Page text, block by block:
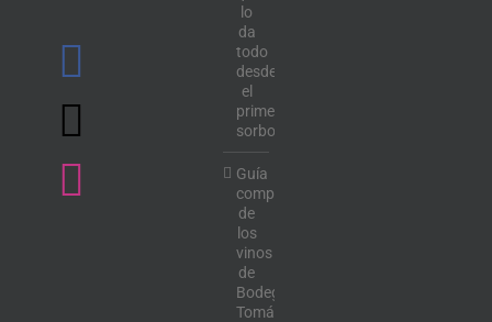
lo
da
todo
desde
el
primer
sorbo
Guía
completa
de
los
vinos
de
Bodega
Tomás